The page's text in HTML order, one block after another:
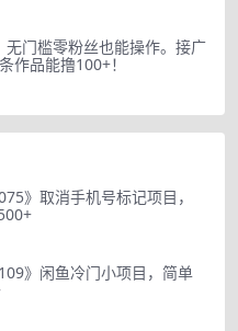
无门槛零粉丝也能操作。接广
作品能撸100+！
》取消手机号标记项目，
》闲鱼冷门小项目，简单